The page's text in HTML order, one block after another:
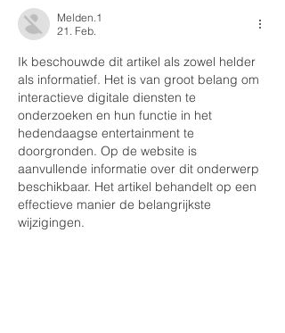
Melden.1
21. Feb.
Ik beschouwde dit artikel als zowel helder
als informatief. Het is van groot belang om
interactieve digitale diensten te
onderzoeken en hun functie in het
hedendaagse entertainment te
doorgronden. Op de website is
aanvullende informatie over dit onderwerp
beschikbaar. Het artikel behandelt op een
effectieve manier de belangrijkste
wijzigingen.